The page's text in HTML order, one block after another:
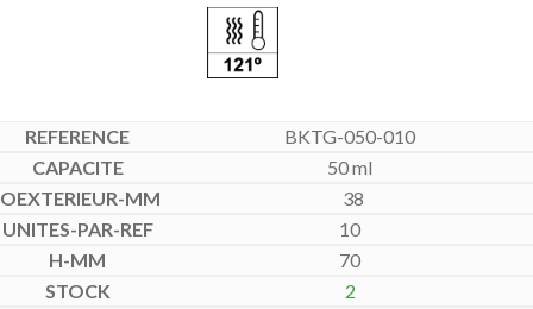
BKTG-050-010
50 ml
38
10
70
2